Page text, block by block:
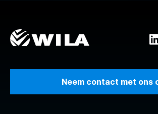
Neem contact met ons